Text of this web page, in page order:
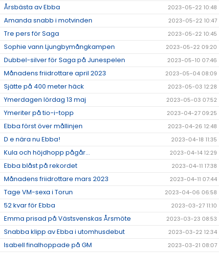
Årsbästa av Ebba 2023-05-22 10:48
Amanda snabb i motvinden 2023-05-22 10:47
Tre pers för Saga 2023-05-22 10:45
Sophie vann Ljungbymångkampen 2023-05-22 09:20
Dubbel-silver för Saga på Junespelen 2023-05-10 07:46
Månadens friidrottare april 2023 2023-05-04 08:09
Sjätte på 400 meter häck 2023-05-03 12:28
Ymerdagen lördag 13 maj 2023-05-03 07:52
Ymeriter på tio-i-topp 2023-04-27 09:25
Ebba först över mållinjen 2023-04-26 12:48
D e nära nu Ebba! 2023-04-18 11:35
Kula och höjdhopp pågår... 2023-04-14 12:29
Ebba blåst på rekordet 2023-04-11 17:38
Månadens friidrottare mars 2023 2023-04-11 07:44
Tage VM-sexa i Torun 2023-04-06 06:58
52 kvar för Ebba 2023-03-27 11:10
Emma prisad på Västsvenskas Årsmöte 2023-03-23 08:53
Snabba klipp av Ebba i utomhusdebut 2023-03-22 12:34
Isabell finalhoppade på GM 2023-03-21 08:07